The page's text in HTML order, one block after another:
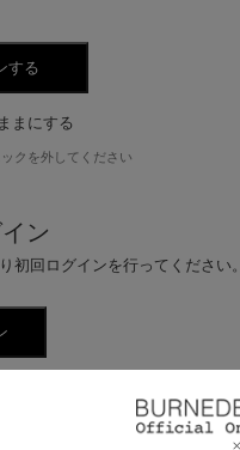
まにする
クを外してください
ン
初回ログインを行ってください。